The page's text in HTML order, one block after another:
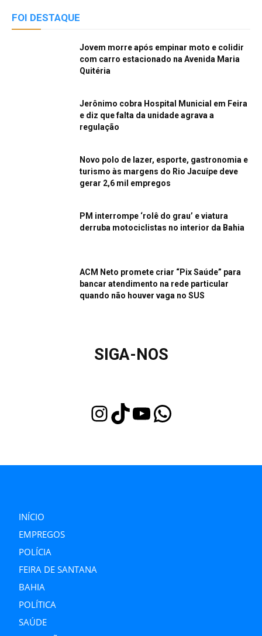
FOI DESTAQUE
Jovem morre após empinar moto e colidir
com carro estacionado na Avenida Maria
Quitéria
Jerônimo cobra Hospital Municial em Feira
e diz que falta da unidade agrava a
regulação
Novo polo de lazer, esporte, gastronomia e
turismo às margens do Rio Jacuípe deve
gerar 2,6 mil empregos
PM interrompe ‘rolê do grau’ e viatura
derruba motociclistas no interior da Bahia
ACM Neto promete criar “Pix Saúde” para
bancar atendimento na rede particular
quando não houver vaga no SUS
SIGA-NOS
InstagramTikTok Youtube WhatsApp
INÍCIO
EMPREGOS
POLÍCIA
FEIRA DE SANTANA
BAHIA
POLÍTICA
SAÚDE